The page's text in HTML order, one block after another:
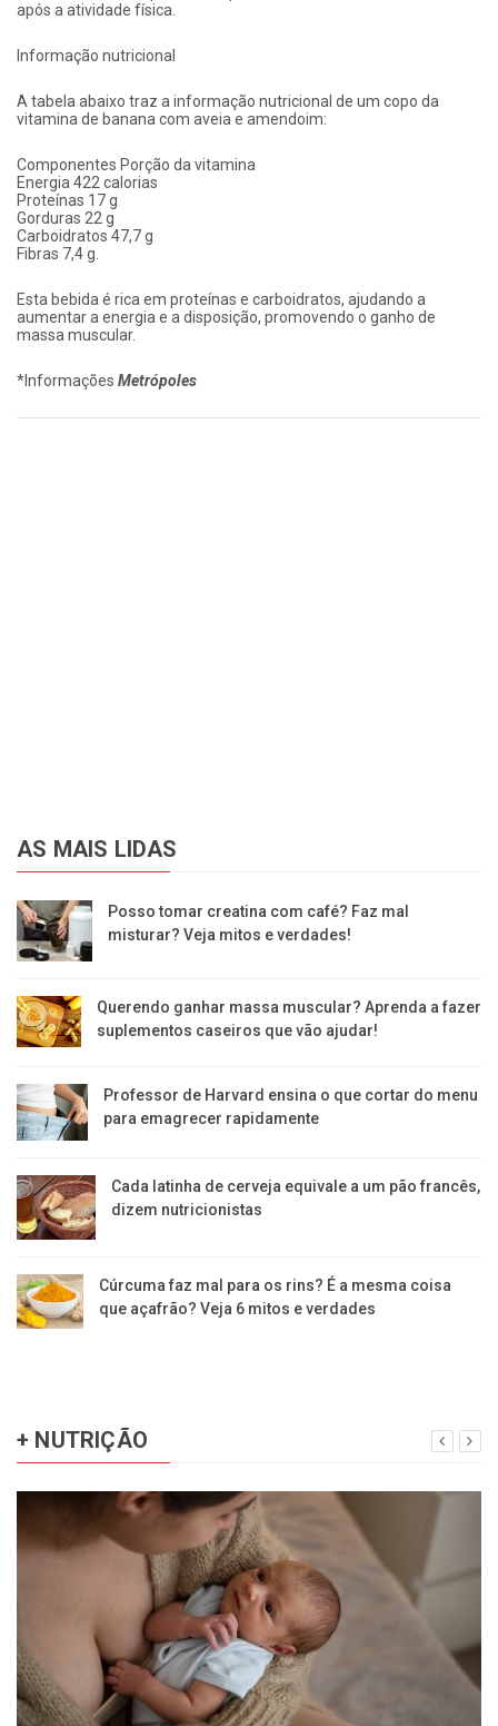
após a atividade física.
Informação nutricional
A tabela abaixo traz a informação nutricional de um copo da
vitamina de banana com aveia e amendoim:
Componentes Porção da vitamina
Energia 422 calorias
Proteínas 17 g
Gorduras 22 g
Carboidratos 47,7 g
Fibras 7,4 g.
Esta bebida é rica em proteínas e carboidratos, ajudando a
aumentar a energia e a disposição, promovendo o ganho de
massa muscular.
*Informações Metrópoles
AS MAIS LIDAS
Posso tomar creatina com café? Faz mal
misturar? Veja mitos e verdades!
Querendo ganhar massa muscular? Aprenda a fazer
suplementos caseiros que vão ajudar!
Professor de Harvard ensina o que cortar do menu
para emagrecer rapidamente
Cada latinha de cerveja equivale a um pão francês,
dizem nutricionistas
Cúrcuma faz mal para os rins? É a mesma coisa
que açafrão? Veja 6 mitos e verdades
+ NUTRIÇÃO